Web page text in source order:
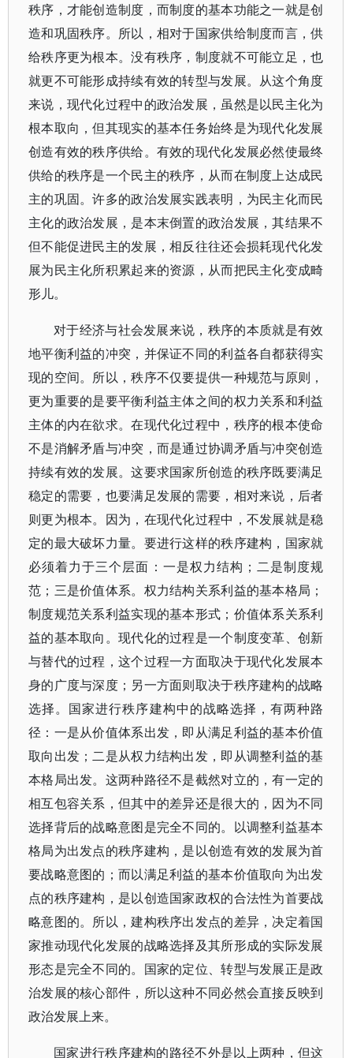
秩序，才能创造制度，而制度的基本功能之一就是创
造和巩固秩序。所以，相对于国家供给制度而言，供
给秩序更为根本。没有秩序，制度就不可能立足，也
就更不可能形成持续有效的转型与发展。从这个角度
来说，现代化过程中的政治发展，虽然是以民主化为
根本取向，但其现实的基本任务始终是为现代化发展
创造有效的秩序供给。有效的现代化发展必然使最终
供给的秩序是一个民主的秩序，从而在制度上达成民
主的巩固。许多的政治发展实践表明，为民主化而民
主化的政治发展，是本末倒置的政治发展，其结果不
但不能促进民主的发展，相反往往还会损耗现代化发
展为民主化所积累起来的资源，从而把民主化变成畸
形儿。
对于经济与社会发展来说，秩序的本质就是有效
地平衡利益的冲突，并保证不同的利益各自都获得实
现的空间。所以，秩序不仅要提供一种规范与原则，
更为重要的是要平衡利益主体之间的权力关系和利益
主体的内在欲求。在现代化过程中，秩序的根本使命
不是消解矛盾与冲突，而是通过协调矛盾与冲突创造
持续有效的发展。这要求国家所创造的秩序既要满足
稳定的需要，也要满足发展的需要，相对来说，后者
则更为根本。因为，在现代化过程中，不发展就是稳
定的最大破坏力量。要进行这样的秩序建构，国家就
必须着力于三个层面：一是权力结构；二是制度规
范；三是价值体系。权力结构关系利益的基本格局；
制度规范关系利益实现的基本形式；价值体系关系利
益的基本取向。现代化的过程是一个制度变革、创新
与替代的过程，这个过程一方面取决于现代化发展本
身的广度与深度；另一方面则取决于秩序建构的战略
选择。国家进行秩序建构中的战略选择，有两种路
径：一是从价值体系出发，即从满足利益的基本价值
取向出发；二是从权力结构出发，即从调整利益的基
本格局出发。这两种路径不是截然对立的，有一定的
相互包容关系，但其中的差异还是很大的，因为不同
选择背后的战略意图是完全不同的。以调整利益基本
格局为出发点的秩序建构，是以创造有效的发展为首
要战略意图的；而以满足利益的基本价值取向为出发
点的秩序建构，是以创造国家政权的合法性为首要战
略意图的。所以，建构秩序出发点的差异，决定着国
家推动现代化发展的战略选择及其所形成的实际发展
形态是完全不同的。国家的定位、转型与发展正是政
治发展的核心部件，所以这种不同必然会直接反映到
政治发展上来。
国家进行秩序建构的路径不外是以上两种，但这